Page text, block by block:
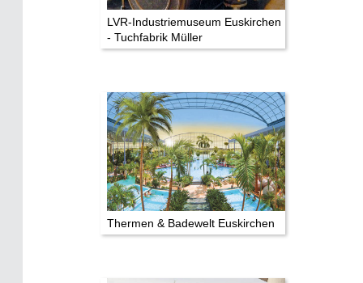
LVR-Industriemuseum Euskirchen
- Tuchfabrik Müller
Thermen & Badewelt Euskirchen